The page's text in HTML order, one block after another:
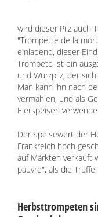
Lexikon
wird dieser Pilz auch
"Trompette de la
einladend, dieser
Trompete ist ein
und Würzpilz, der
Man kann ihn nach
vermahlen, und als
Eierspeisen
Der Speisewert der
Frankreich hoch
auf Märkten verkauft
pauvre", als die
Herbsttrompeten